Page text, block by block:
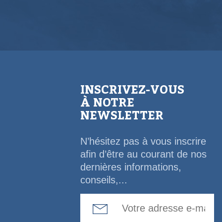
INSCRIVEZ-VOUS
À NOTRE
NEWSLETTER
N’hésitez pas à vous inscrire
afin d’être au courant de nos
dernières informations,
conseils,...